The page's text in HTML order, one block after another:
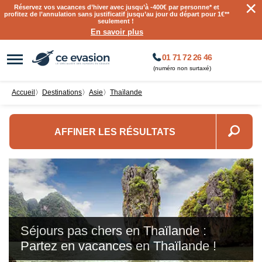
Réservez vos vacances d’hiver avec jusqu’à-400€ par personne* et
profitez de l’annulation sans justificatif jusqu’au jour du départ pour 1€**
seulement !
En savoir plus
×
01 71 72 26 46
(numéro non surtaxé)
Accueil 〉 destinations〉 Asie 〉 Thaïlande
AFFINER LES RÉSULTATS
Séjours pas chers en Thaïlande :
Partez en vacances en Thaïlande !